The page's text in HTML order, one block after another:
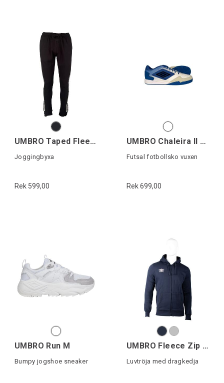
UMBRO Taped Fleece Jogger
Joggingbyxa
Rek 599,00
UMBRO Chaleira II Liga
Futsal fotbollsko vuxen
Rek 699,00
UMBRO Run M
Bumpy jogshoe sneaker
UMBRO Fleece Zip Through Hoody
Luvtröja med dragkedja